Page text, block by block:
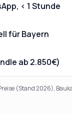
< 1 Stunde
für Bayern
ab 2.850€)
(Stand 2026),